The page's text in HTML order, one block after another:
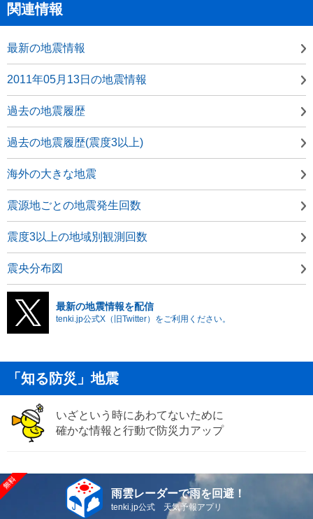
関連情報
最新の地震情報
2011年05月13日の地震情報
過去の地震履歴
過去の地震履歴(震度3以上)
海外の大きな地震
震源地ごとの地震発生回数
震度3以上の地域別観測回数
震央分布図
最新の地震情報を配信
tenki.jp公式X（旧Twitter）をご利用ください。
「知る防災」地震
いざという時にあわてないために
確かな情報と行動で防災力アップ
雨雲レーダーで雨を回避！
tenki.jp公式 天気予報アプリ